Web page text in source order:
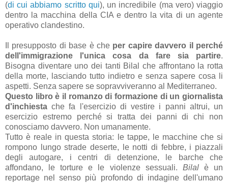
(di cui abbiamo scritto qui), un incredibile (ma vero) viaggio
dentro la macchina della CIA e dentro la vita di un agente
operativo clandestino.
Il presupposto di base è che per capire davvero il perché
dell'immigrazione l'unica cosa da fare sia partire.
Bisogna diventare uno dei tanti Bilal che affrontano la rotta
della morte, lasciando tutto indietro e senza sapere cosa li
aspetti. Senza sapere se sopravviveranno al Mediterraneo.
Questo libro è il romanzo di formazione di un giornalista
d'inchiesta che fa l'esercizio di vestire i panni altrui, un
esercizio estremo perché si tratta dei panni di chi non
conosciamo davvero. Non umanamente.
Tutto è reale in questa storia: le tappe, le macchine che si
rompono lungo strade deserte, le notti di febbre, i piazzali
degli autogare, i centri di detenzione, le barche che
affondano, le torture e le violenze sessuali. Bilalè un
reportage nel senso più profondo di indagine dell'umano